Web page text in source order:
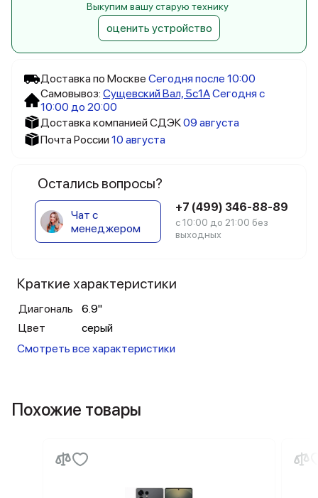
Доставка по Москве Сегодня после 10:00
Самовывоз: Сущевский Вал, 5c1АСегодня с
10:00 до 20:00
Доставка компанией СДЭК09 августа
Почта России 10 августа
Остались вопросы?
Чат с
менеджером
+7 (499) 346-88-89
с 10:00 до 21:00 без
выходных
Краткие характеристики
Диагональ
6.9"
Цвет
серый
Смотреть все характеристики
Выкупим вашу старую технику
оценить устройство
Похожие товары